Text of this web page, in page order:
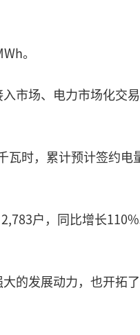
。
市场、电力市场化交
瓦时，累计预计签约电
户，同比增长
的发展动力，也开拓